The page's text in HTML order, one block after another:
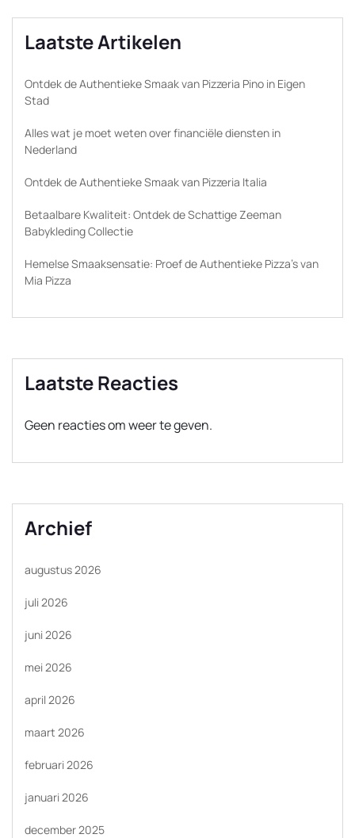
Laatste Artikelen
Ontdek de Authentieke Smaak van Pizzeria Pino in Eigen
Stad
Alles wat je moet weten over financiële diensten in
Nederland
Ontdek de Authentieke Smaak van Pizzeria Italia
Betaalbare Kwaliteit: Ontdek de Schattige Zeeman
Babykleding Collectie
Hemelse Smaaksensatie: Proef de Authentieke Pizza’s van
Mia Pizza
Laatste Reacties
Geen reacties om weer te geven.
Archief
augustus 2026
juli 2026
juni 2026
mei 2026
april 2026
maart 2026
februari 2026
januari 2026
december 2025